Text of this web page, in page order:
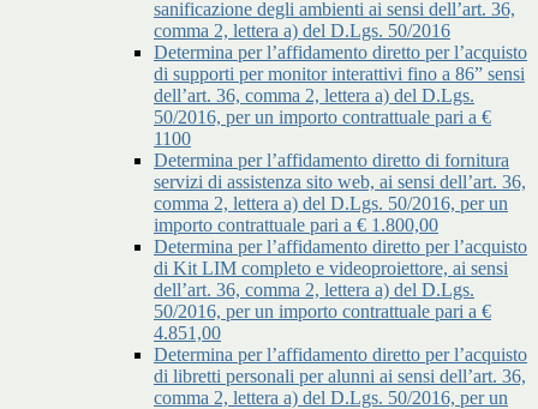
sanificazione degli ambienti ai sensi dell’art. 36,
comma 2, lettera a) del D.Lgs. 50/2016
Determina per l’affidamento diretto per l’acquisto
di supporti per monitor interattivi fino a 86” sensi
dell’art. 36, comma 2, lettera a) del D.Lgs.
50/2016, per un importo contrattuale pari a €
1100
Determina per l’affidamento diretto di fornitura
servizi di assistenza sito web, ai sensi dell’art. 36,
comma 2, lettera a) del D.Lgs. 50/2016, per un
importo contrattuale pari a € 1.800,00
Determina per l’affidamento diretto per l’acquisto
di Kit LIM completo e videoproiettore, ai sensi
dell’art. 36, comma 2, lettera a) del D.Lgs.
50/2016, per un importo contrattuale pari a €
4.851,00
Determina per l’affidamento diretto per l’acquisto
di libretti personali per alunni ai sensi dell’art. 36,
comma 2, lettera a) del D.Lgs. 50/2016, per un